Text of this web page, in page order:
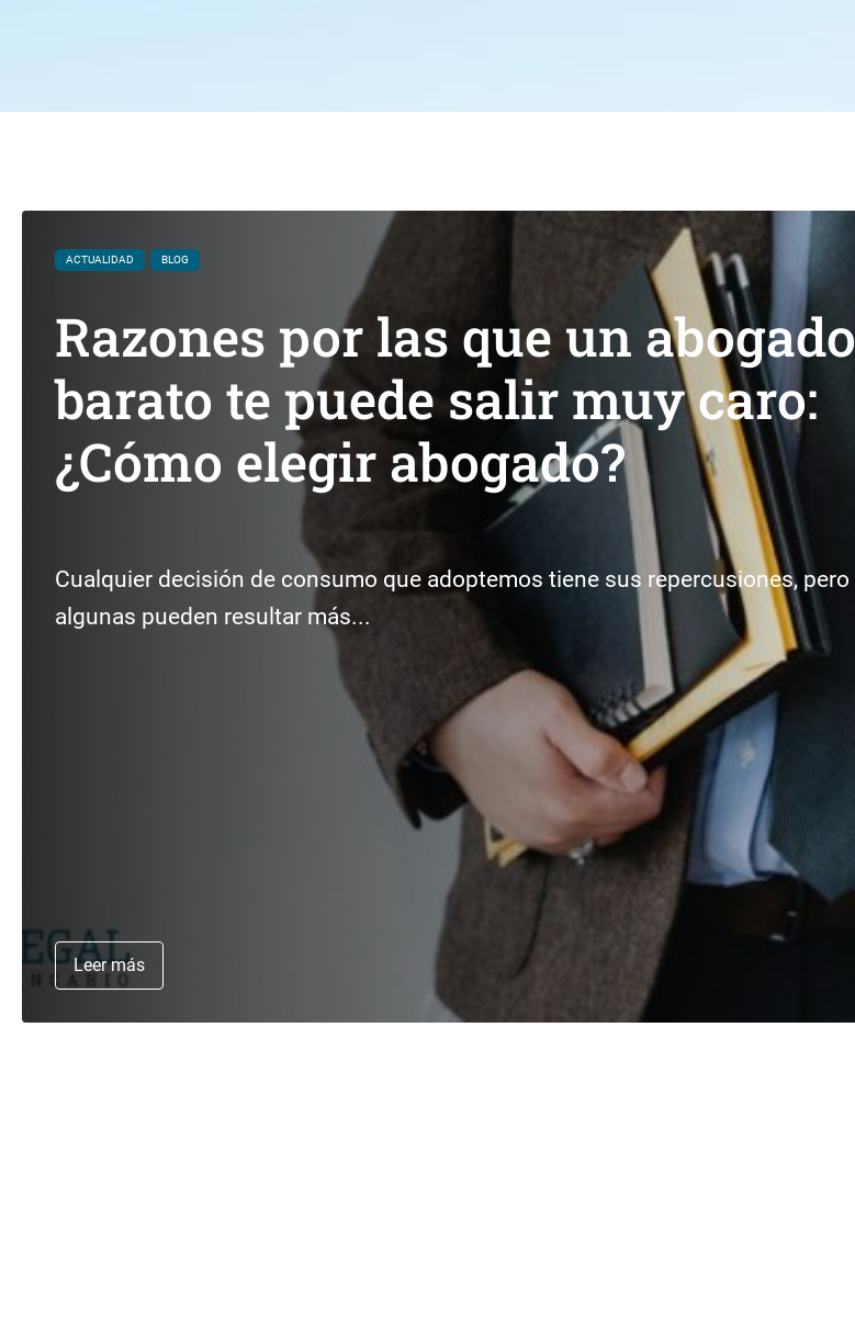
ACTUALIDAD BLOG
Razones por las que un abogado
barato te puede salir muy caro:
¿Cómo elegir abogado?
Cualquier decisión de consumo que adoptemos tiene sus repercusiones, pero
algunas pueden resultar más...
Leer más